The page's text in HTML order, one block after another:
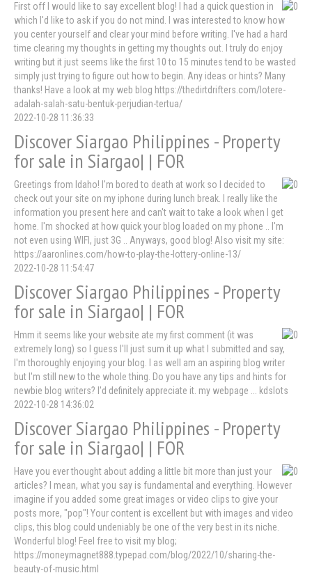
First off I would like to say excellent blog! I had a quick question in
which I'd like to ask if you do not mind. I was interested to know how
you center yourself and clear your mind before writing. I've had a hard
time clearing my thoughts in getting my thoughts out. I truly do enjoy
writing but it just seems like the first 10 to 15 minutes tend to be wasted
simply just trying to figure out how to begin. Any ideas or hints? Many
thanks! Have a look at my web blog https://thedirtdrifters.com/lotere-
adalah-salah-satu-bentuk-perjudian-tertua/
2022-10-28 11:36:33
Discover Siargao Philippines - Property
for sale in Siargao| | FOR
Greetings from Idaho! I'm bored to death at work so I decided to
check out your site on my iphone during lunch break. I really like the
information you present here and can't wait to take a look when I get
home. I'm shocked at how quick your blog loaded on my phone .. I'm
not even using WIFI, just 3G .. Anyways, good blog! Also visit my site:
https://aaronlines.com/how-to-play-the-lottery-online-13/
2022-10-28 11:54:47
Discover Siargao Philippines - Property
for sale in Siargao| | FOR
Hmm it seems like your website ate my first comment (it was
extremely long) so I guess I'll just sum it up what I submitted and say,
I'm thoroughly enjoying your blog. I as well am an aspiring blog writer
but I'm still new to the whole thing. Do you have any tips and hints for
newbie blog writers? I'd definitely appreciate it. my webpage ... kdslots
2022-10-28 14:36:02
Discover Siargao Philippines - Property
for sale in Siargao| | FOR
Have you ever thought about adding a little bit more than just your
articles? I mean, what you say is fundamental and everything. However
imagine if you added some great images or video clips to give your
posts more, "pop"! Your content is excellent but with images and video
clips, this blog could undeniably be one of the very best in its niche.
Wonderful blog! Feel free to visit my blog;
https://moneymagnet888.typepad.com/blog/2022/10/sharing-the-
beauty-of-music.html